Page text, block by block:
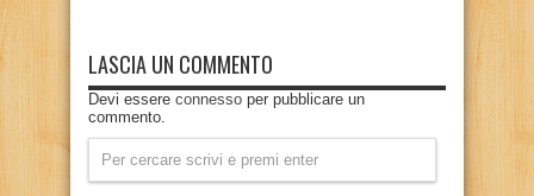
LASCIA UN COMMENTO
Devi essere connesso per pubblicare un
commento.